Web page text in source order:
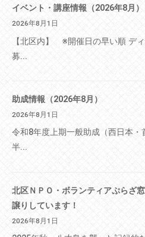
イベント・講座情報（2026年8月）
2026年8月1日
【北区内】 ※開催日の早い順 デ
募...
助成情報（2026年8月）
2026年8月1日
令和8年度上期一般助成（西日本
半...
北区ＮＰＯ・ボランティアぷらざ
譲りしています！
2026年8月1日